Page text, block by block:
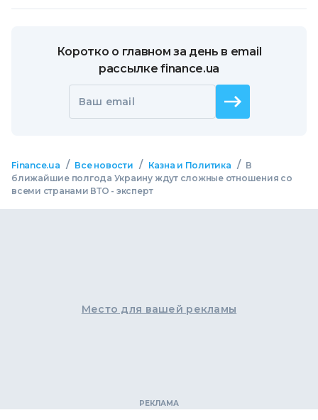
Коротко о главном за день в email
рассылке finance.ua
Ваш email
Finance.ua / Все новости / Казна и Политика / В
ближайшие полгода Украину ждут сложные отношения со
всеми странами ВТО - эксперт
Место для вашей рекламы